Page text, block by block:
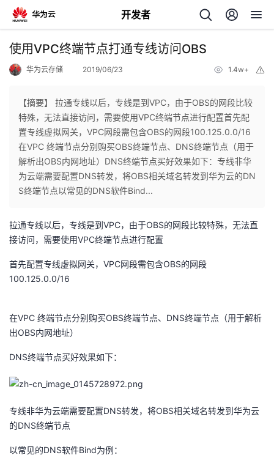
开发者
返
个
人
页
我
开
发
的
博
客
我
的
论
我
的
我
使用VPC终端节点打通专线访问OBS
华为云存储 2019/06/23 1.4w+
【摘要】 拉通专线以后，专线是到VPC，由于OBS的网段比较
特殊，无法直接访问，需要使用VPC终端节点进行配置首先配
置专线虚拟网关，VPC网段需包含OBS的网段100.125.0.0/16
在VPC 终端节点分别购买OBS终端节点、DNS终端节点（用于
解析出OBS内网地址）DNS终端节点买好效果如下：专线非华
为云端需要配置DNS转发，将OBS相关域名转发到华为云的DN
S终端节点以常见的DNS软件Bind...
拉通专线以后，专线是到VPC，由于OBS的网段比较特殊，无法直
接访问，需要使用VPC终端节点进行配置
首先配置专线虚拟网关，VPC网段需包含OBS的网段
100.125.0.0/16
在VPC 终端节点分别购买OBS终端节点、DNS终端节点（用于解析
出OBS内网地址）
DNS终端节点买好效果如下：
专线非华为云端需要配置DNS转发，将OBS相关域名转发到华为云
的DNS终端节点
以常见的DNS软件Bind为例：